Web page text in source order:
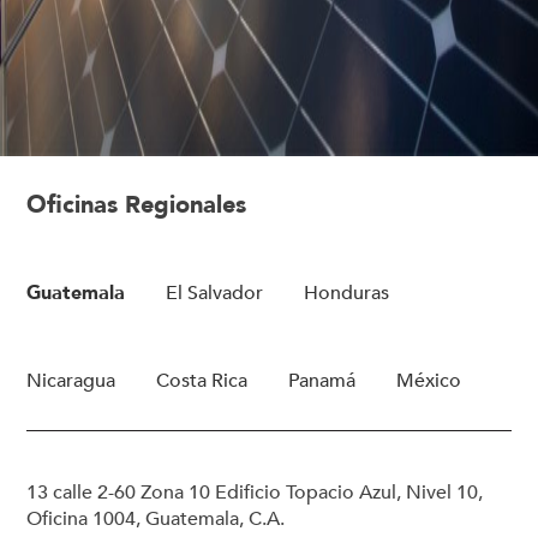
Oficinas Regionales
Guatemala El Salvador Honduras
Nicaragua Costa Rica Panamá México
13 calle 2-60 Zona 10 Edificio Topacio Azul, Nivel 10,
Oficina 1004, Guatemala, C.A.